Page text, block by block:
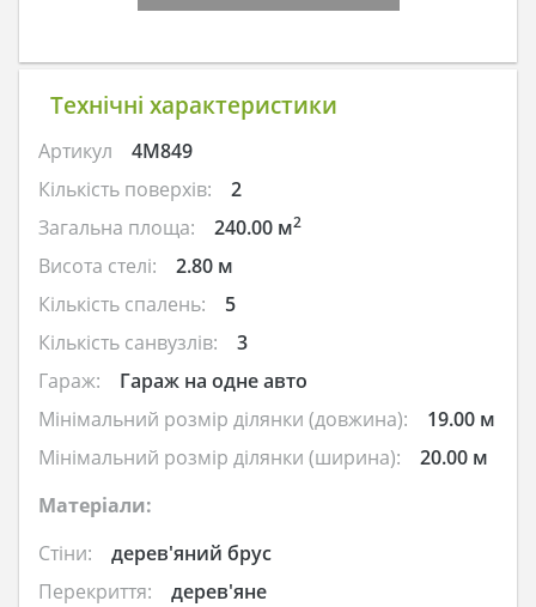
Технічні характеристики
Артикул
4M849
Кількість поверхів:
2
Загальна площа:
240.00 м2
Висота стелі:
2.80 м
Кількість спалень:
5
Кількість санвузлів:
3
Гараж:
Гараж на одне авто
Мінімальний розмір ділянки (довжина):
19.00 м
Мінімальний розмір ділянки (ширина):
20.00 м
Матеріали:
Стіни:
дерев'яний брус
Перекриття:
дерев'яне